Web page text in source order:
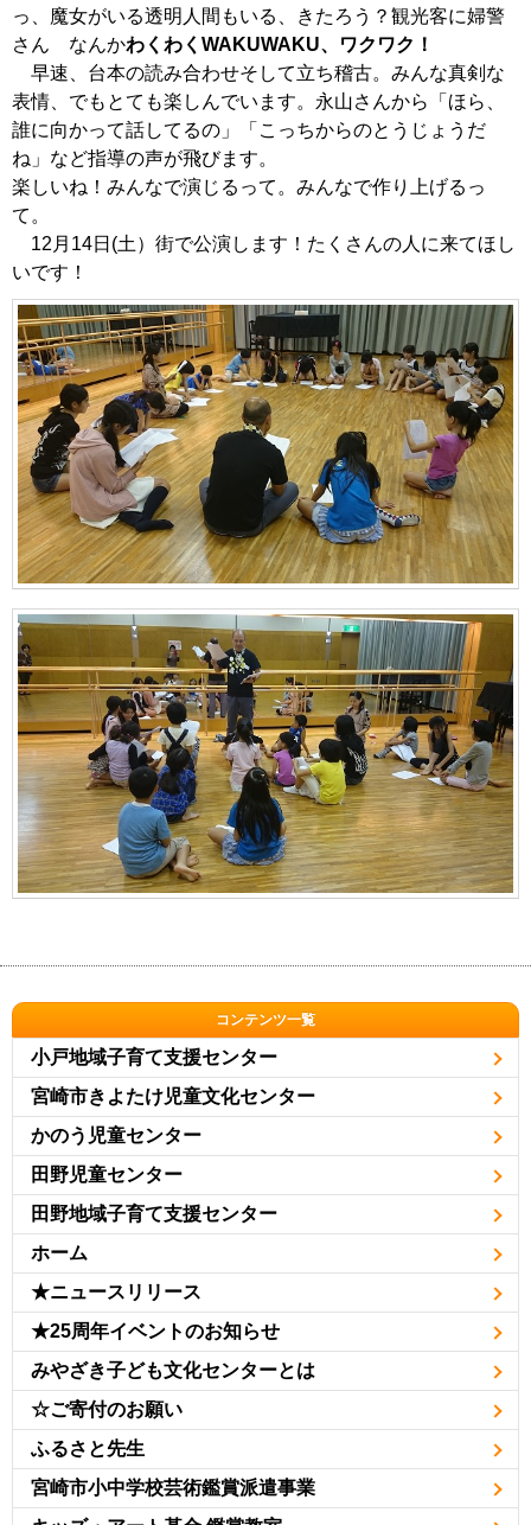
っ、魔女がいる透明人間もいる、きたろう？観光客に婦警
さん なんかわくわくWAKUWAKU、ワクワク！
早速、台本の読み合わせそして立ち稽古。みんな真剣な
表情、でもとても楽しんでいます。永山さんから「ほら、
誰に向かって話してるの」「こっちからのとうじょうだ
ね」など指導の声が飛びます。
楽しいね！みんなで演じるって。みんなで作り上げるっ
て。
12月14日(土）街で公演します！たくさんの人に来てほし
いです！
コンテンツ一覧
小戸地域子育て支援センター
宮崎市きよたけ児童文化センター
かのう児童センター
田野児童センター
田野地域子育て支援センター
ホーム
★ニュースリリース
★25周年イベントのお知らせ
みやざき子ども文化センターとは
☆ご寄付のお願い
ふるさと先生
宮崎市小中学校芸術鑑賞派遣事業